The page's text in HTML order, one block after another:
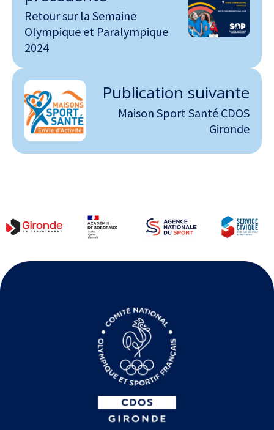
Retour sur la Semaine
Olympique et Paralympique
2024
Publication suivante
Maison Sport Santé CDOS
Gironde